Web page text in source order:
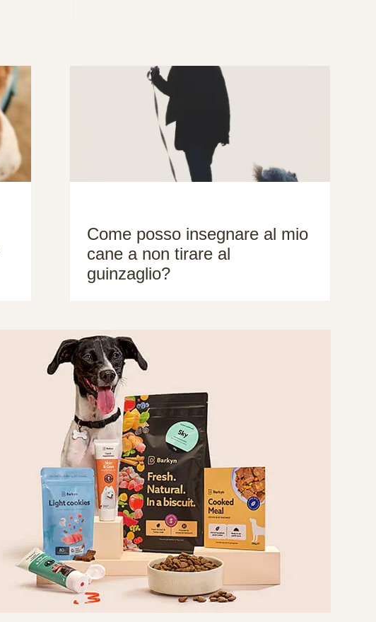
Come posso insegnare al mio
cane a non tirare al
guinzaglio?